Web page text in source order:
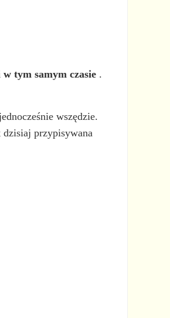
tym samym czasie .
wszędzie.
dzisiaj przypisywana